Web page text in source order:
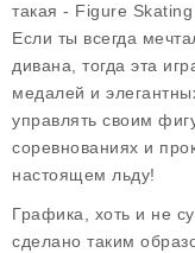
такая - Figure
Если ты всегда
дивана, тогда эта
медалей и
управлять своим
соревнованиях и
настоящем льду!
Графика, хоть и не
сделано таким